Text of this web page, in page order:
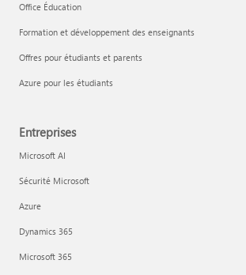
Office Éducation
Formation et développement des enseignants
Offres pour étudiants et parents
Azure pour les étudiants
Entreprises
Microsoft AI
Sécurité Microsoft
Azure
Dynamics 365
Microsoft 365